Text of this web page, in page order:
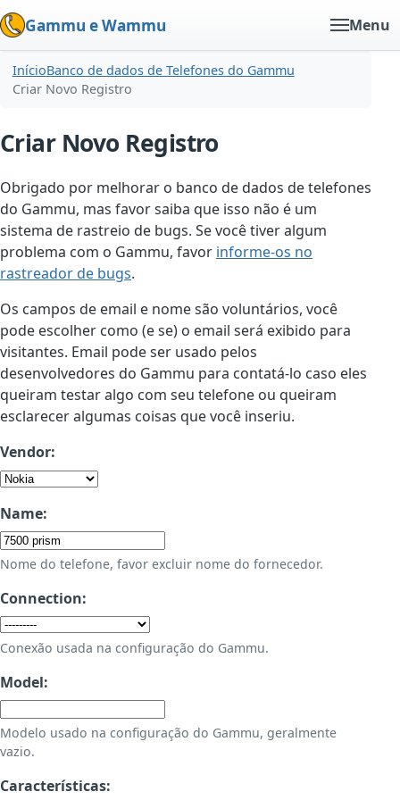
Gammu e Wammu Menu
InícioBanco de dados de Telefones do Gammu
Criar Novo Registro
Criar Novo Registro
Obrigado por melhorar o banco de dados de telefones
do Gammu, mas favor saiba que isso não é um
sistema de rastreio de bugs. Se você tiver algum
problema com o Gammu, favor informe-os no
rastreador de bugs.
Os campos de email e nome são voluntários, você
pode escolher como (e se) o email será exibido para
visitantes. Email pode ser usado pelos
desenvolvedores do Gammu para contatá-lo caso eles
queiram testar algo com seu telefone ou queiram
esclarecer algumas coisas que você inseriu.
Vendor:
Name:
Nome do telefone, favor excluir nome do fornecedor.
Connection:
Conexão usada na configuração do Gammu.
Model:
Modelo usado na configuração do Gammu, geralmente
vazio.
Características: